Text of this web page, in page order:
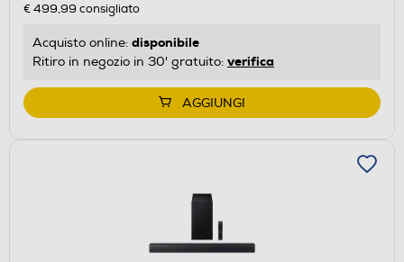
€ 499,99 consigliato
Acquisto online: disponibile
Ritiro in negozio in 30' gratuito: verifica
AGGIUNGI